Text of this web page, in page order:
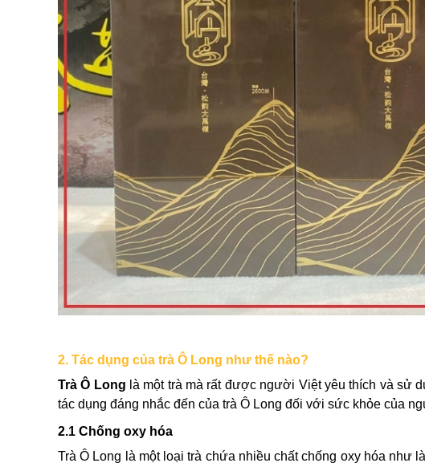
2. Tác dụng của trà Ô Long như thế nào?
Trà Ô Long là một trà mà rất được người Việt yêu thích và sử
tác dụng đáng nhắc đến của trà Ô Long đối với sức khỏe của
2.1 Chống oxy hóa
Trà Ô Long là một loại trà chứa nhiều chất chống oxy hóa như